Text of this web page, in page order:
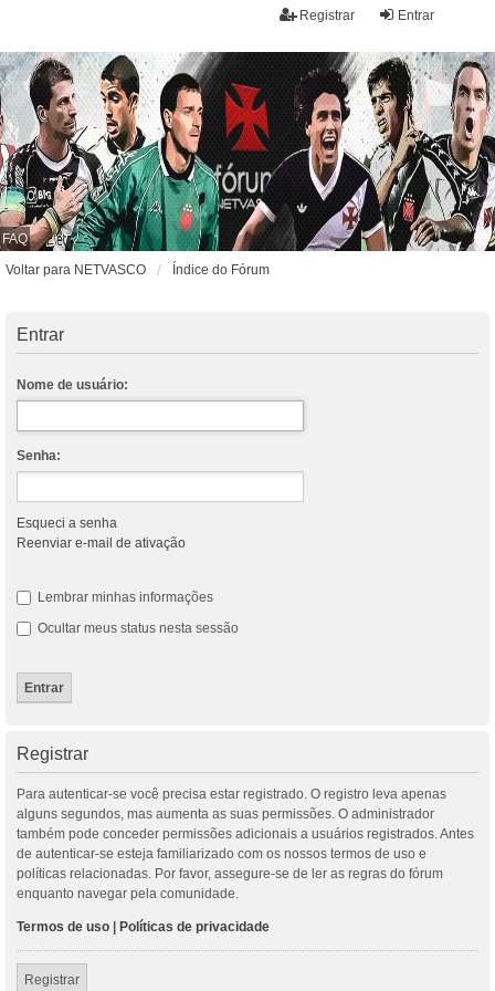
Entrar
Registrar
FAQ
Voltar para NETVASCO
Índice do Fórum
Entrar
Nome de usuário:
Senha:
Esqueci a senha
Reenviar e-mail de ativação
Lembrar minhas informações
Ocultar meus status nesta sessão
Registrar
Para autenticar-se você precisa estar registrado. O registro leva apenas
alguns segundos, mas aumenta as suas permissões. O administrador
também pode conceder permissões adicionais a usuários registrados. Antes
de autenticar-se esteja familiarizado com os nossos termos de uso e
políticas relacionadas. Por favor, assegure-se de ler as regras do fórum
enquanto navegar pela comunidade.
Termos de uso Políticas de privacidade
Registrar